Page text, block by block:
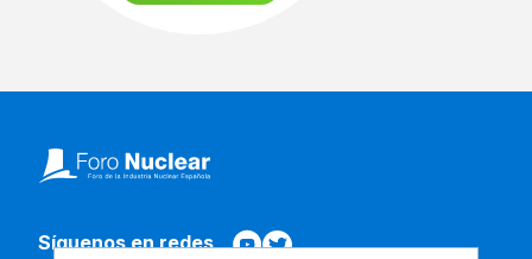
Síguenos en redes